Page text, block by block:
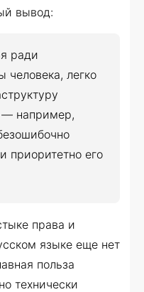
вывод:
ради
человека, легко
— например,
приоритетно его
права и
языке еще нет
польза
технически